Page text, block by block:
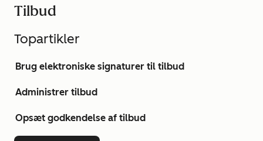
Tilbud
Topartikler
Brug elektroniske signaturer til tilbud
Administrer tilbud
Opsæt godkendelse af tilbud